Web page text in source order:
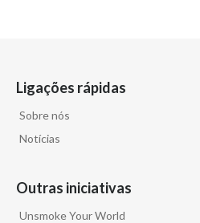
Ligações rápidas
Sobre nós
Notícias
Outras iniciativas
Unsmoke Your World